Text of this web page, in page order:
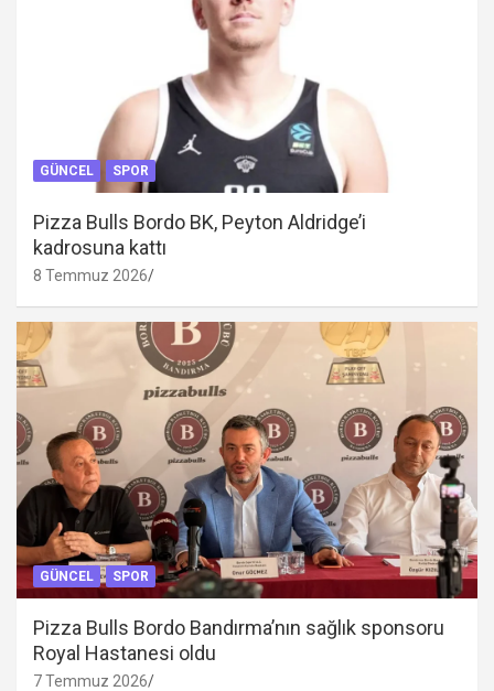
GÜNCEL SPOR
Pizza Bulls Bordo BK, Peyton Aldridge’i
kadrosuna kattı
8 Temmuz 2026
GÜNCEL SPOR
Pizza Bulls Bordo Bandırma’nın sağlık sponsoru
Royal Hastanesi oldu
7 Temmuz 2026